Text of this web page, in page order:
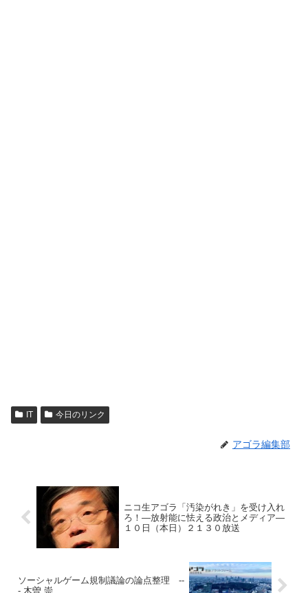
IT 今日のリンク
アゴラ編集部
ニコ生アゴラ「汚染がれき」を受け入れ
ろ！―放射能に怯える政治とメディア―
１０日（本日）２１３０放送
ソーシャルゲーム規制議論の論点整理 --
- 木曽 崇